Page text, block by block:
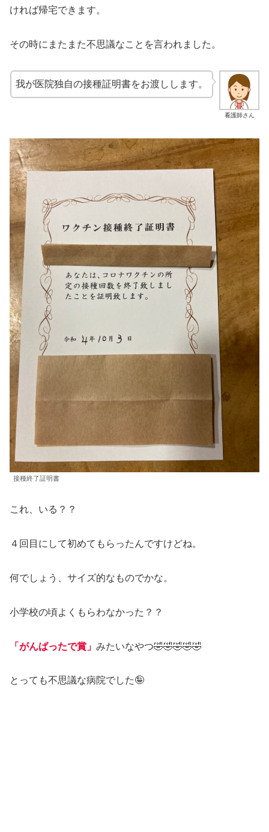
ければ帰宅できます。
その時にまたまた不思議なことを言われました。
看護師さん
我が医院独自の接種証明書をお渡しします。
接種終了証明書
これ、いる？？
４回目にして初めてもらったんですけどね。
何でしょう、サイズ的なものでかな。
小学校の頃よくもらわなかった？？
「がんばったで賞」 みたいなやつ🤣🤣🤣🤣🤣
とっても不思議な病院でした🤪